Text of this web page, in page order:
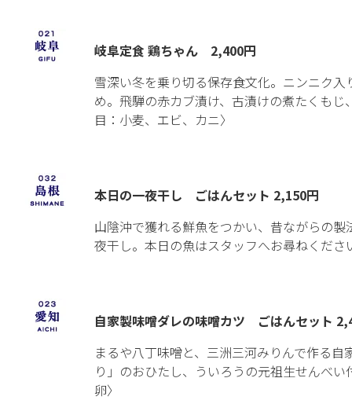
岐阜定食 鶏ちゃん 2,400円
雪深い冬を乗り切る保存食文化。ニンニク
め。飛騨の赤カブ漬け、古漬けの煮たくも
目：小麦、エビ、カニ〉
本日の一夜干し ごはんセット 2,150円
山陰沖で獲れる鮮魚をつかい、昔ながらの
夜干し。本日の魚はスタッフへお尋ねくだ
自家製味噌ダレの味噌カツ ごはんセット
まるや八丁味噌と、三洲三河みりんで作る
り」のおひたし、ういろうの元祖生せんべ
卵〉